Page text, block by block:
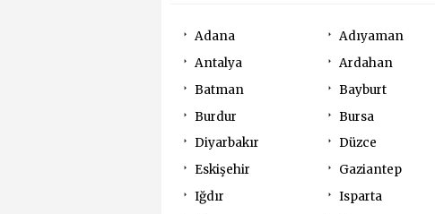
Adana Adıyaman
Antalya
Ardahan
Batman
Bayburt
Burdur
Bursa
Diyarbakır
Düzce
Eskişehir
Gaziantep
Iğdır
Isparta